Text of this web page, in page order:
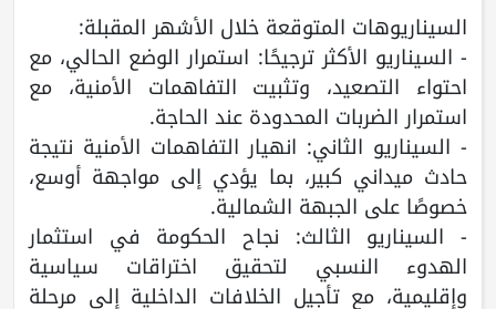
السيناريوهات المتوقعة خلال الأشهر المقبلة:
- السيناريو الأكثر ترجيحًا: استمرار الوضع الحالي، مع
احتواء التصعيد، وتثبيت التفاهمات الأمنية، مع
استمرار الضربات المحدودة عند الحاجة.
- السيناريو الثاني: انهيار التفاهمات الأمنية نتيجة
حادث ميداني كبير، بما يؤدي إلى مواجهة أوسع،
خصوصًا على الجبهة الشمالية.
- السيناريو الثالث: نجاح الحكومة في استثمار
الهدوء النسبي لتحقيق اختراقات سياسية
وإقليمية، مع تأجيل الخلافات الداخلية إلى مرحلة